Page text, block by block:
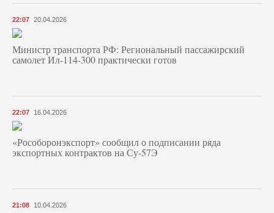
22:07 20.04.2026
Министр транспорта РФ: Региональный пассажирский
самолет Ил-114-300 практически готов
22:07 16.04.2026
«Рособоронэкспорт» сообщил о подписании ряда
экспортных контрактов на Су-57Э
21:08 10.04.2026